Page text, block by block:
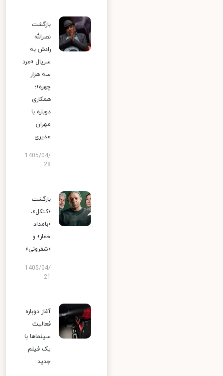
بازگشت
نصرالله
رادش به
سریال «مرد
سه هزار
چهره»؛
همکاری
دوباره با
مهران
مدیری
1405/04/
28
بازگشت
«کنکل»،
«بامداد
خمار» و
«شفرونی»
1405/04/
آغاز دوباره
فعالیت
سینماها با
یک فیلم
جدید